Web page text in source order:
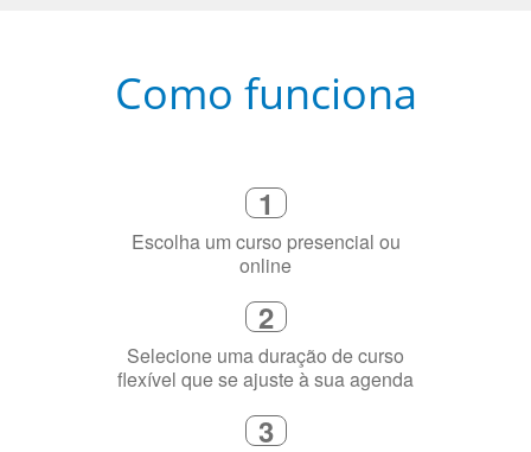
Como funciona
1
Escolha um curso presencial ou
online
2
Selecione uma duração de curso
flexível que se ajuste à sua agenda
3